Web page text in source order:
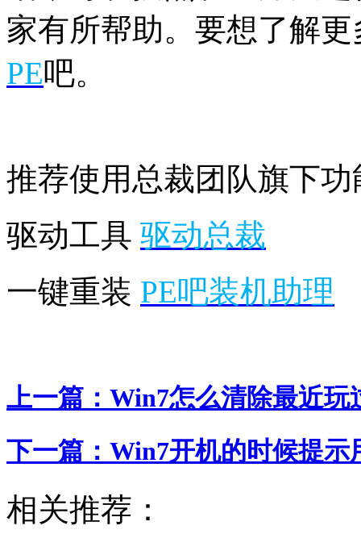
家有所帮助。要想了解
PE吧。
推荐使用总裁团队旗下
驱动工具 驱动总裁
一键重装 PE吧装机助理
上一篇： Win7怎么清除最近玩
下一篇： Win7开机的时候提示
相关推荐：